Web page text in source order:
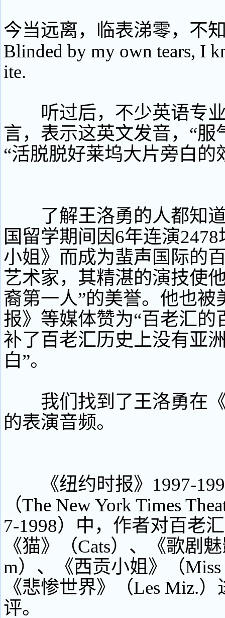
今当远离，临表涕零，不
Blinded by my own tears, I
ite.
听过后，不少英语专业
言，表示这英文发音，“服
“活脱脱好莱坞大片旁白的
了解王洛勇的人都知道
国留学期间因6年连演
小姐》而成为蜚声国际的
艺术家，其精湛的演技使
裔第一人”的美誉。他也被
报》等媒体赞为“百老汇的
补了百老汇历史上没有亚
白”。
我们找到了王洛勇在《
的表演音频。
《纽约时报》1997-
（The New York Times
7-1998）中，作者对百老
《猫》（Cats）、《歌剧
m）、《西贡小姐》（Miss
《悲惨世界》（Les Miz.
评。